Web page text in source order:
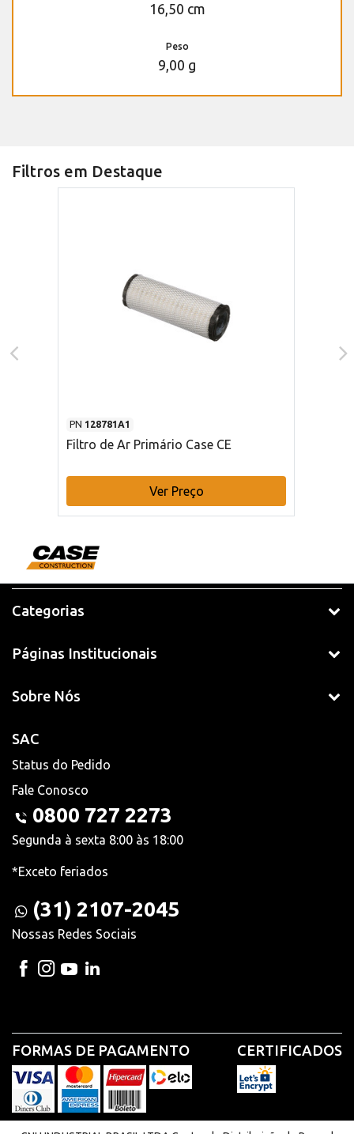
16,50 cm
Peso
9,00 g
Filtros em Destaque
PN 128781A1
Filtro de Ar Primário Case CE
Ver Preço
Categorias
Páginas Institucionais
Sobre Nós
SAC
Status do Pedido
Fale Conosco
0800 727 2273
Segunda à sexta 8:00 às 18:00
*Exceto feriados
(31) 2107-2045
Nossas Redes Sociais
FORMAS DE PAGAMENTO CERTIFICADOS